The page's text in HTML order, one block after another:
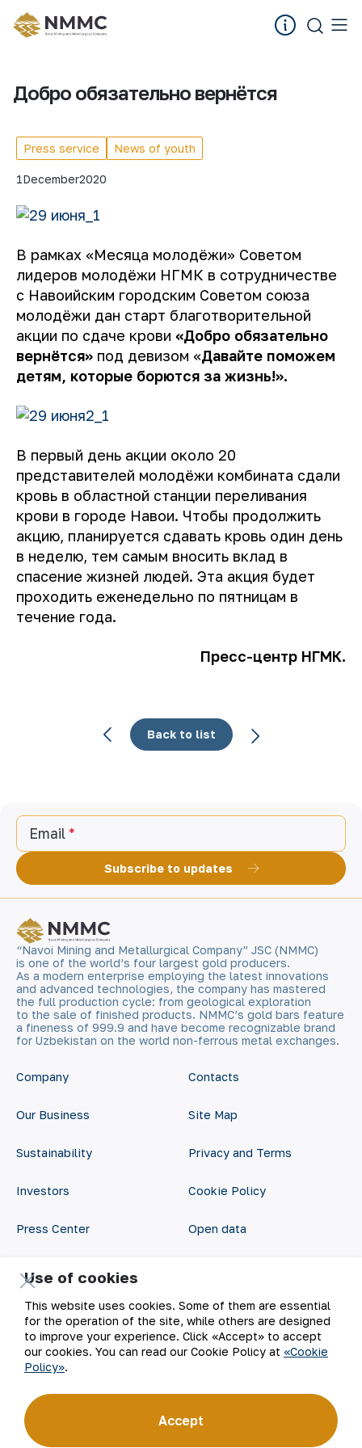
Добро обязательно вернётся
Press service News of youth
1December2020
В рамках «Месяца молодёжи» Советом
лидеров молодёжи НГМК в сотрудничестве
с Навоийским городским Советом союза
молодёжи дан старт благотворительной
акции по сдаче крови «Добро обязательно
вернётся» под девизом «Давайте поможем
детям, которые борются за жизнь!».
В первый день акции около 20
представителей молодёжи комбината сдали
кровь в областной станции переливания
крови в городе Навои. Чтобы продолжить
акцию, планируется сдавать кровь один день
в неделю, тем самым вносить вклад в
спасение жизней людей. Эта акция будет
проходить еженедельно по пятницам в
течение года.
Пресс-центр НГМК.
Back to list
Email
Subscribe to updates
“Navoi Mining and Metallurgical Company” JSC (NMMC)
is one of the world’s four largest gold producers.
As a modern enterprise employing the latest innovations
and advanced technologies, the company has mastered
the full production cycle: from geological exploration
to the sale of finished products. NMMC’s gold bars feature
a fineness of 999.9 and have become recognizable brand
for Uzbekistan on the world non-ferrous metal exchanges.
Company
Our Business
Sustainability
Investors
Press Center
Digital government
Contacts
Site Map
Privacy and Terms
Cookie Policy
Open data
©2026
Use of cookies
This website uses cookies. Some of them are essential
for the operation of the site, while others are designed
to improve your experience. Click «Accept» to accept
our cookies. You can read our Cookie Policy at «Cookie
Policy».
Accept